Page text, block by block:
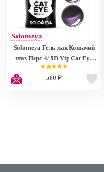
Solomeya
Solomeya Гель-лак Кошачий
глаз Перс 4/ 5D Vip Cat Eye
Persian 4
580 ₽